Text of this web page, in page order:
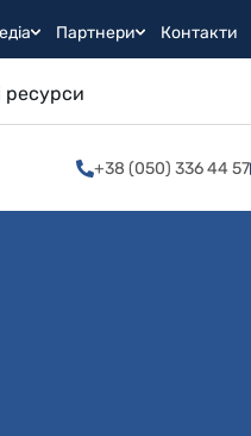
Партнери Контакти
ресурси
+38 (050) 336 44 57